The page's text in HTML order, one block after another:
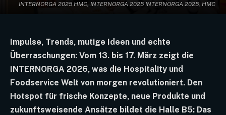
INTERNORGA 2025 HMC, INTERNORGA 2025 INTERNORGA 2025, HMC
Impulse, Trends, mutige Ideen und echte
Überraschungen: Vom 13. bis 17. März zeigt die
INTERNORGA 2026, was die Hospitality und
Foodservice Welt von morgen revolutioniert. Den
Hotspot für frische Konzepte, neue Produkte und
zukunftsweisende Ansätze bildet die Halle B5: Das